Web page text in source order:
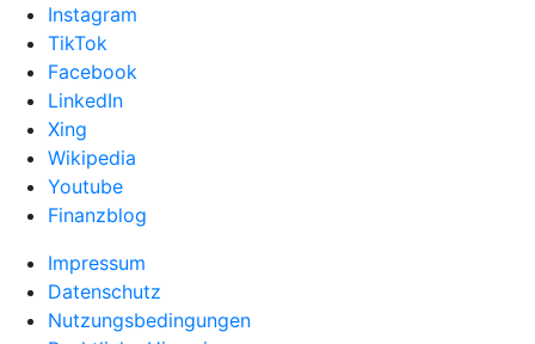
Instagram
TikTok
Facebook
LinkedIn
Xing
Wikipedia
Youtube
Finanzblog
Impressum
Datenschutz
Nutzungsbedingungen